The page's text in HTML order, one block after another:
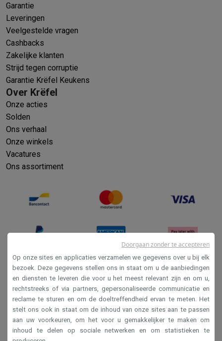
Garantie
Leveringen
Veelgestelde vragen
Cashbacks
Zakelijke klanten
Strijd tegen corruptie
Garantie Krëfel Keukens
Over Krëfel
Onze acties
Solden
Ons verhaal
Onze winkels
Vacatures
Ons assortiment
Verkoopsvoorwaarden
Privacy
Disclaimer
Cookies
Op onze sites en applicaties verzamelen we gegevens over u bij elk
bezoek. Deze gegevens stellen ons in staat om u de aanbiedingen
en diensten te leveren die voor u het meest relevant zijn en om u,
rechtstreeks of via partners, gepersonaliseerde communicatie en
reclame te sturen en om de doeltreffendheid ervan te meten. Het
stelt ons ook in staat om de inhoud van onze sites aan te passen
aan uw voorkeuren, om het voor u gemakkelijker te maken om
inhoud te delen op sociale netwerken en om statistieken te
Doorgaan zonder te accepteren